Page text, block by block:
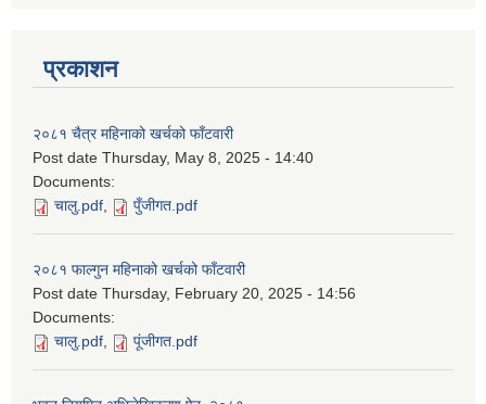
प्रकाशन
२०८१ चैत्र महिनाको खर्चको फाँटवारी
Post date Thursday, May 8, 2025 - 14:40
Documents:
चालु.pdf, पुँजीगत.pdf
२०८१ फाल्गुन महिनाको खर्चको फाँटवारी
Post date Thursday, February 20, 2025 - 14:56
Documents:
चालु.pdf, पूंजीगत.pdf